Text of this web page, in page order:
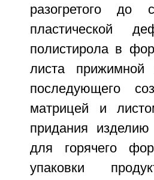
разогретого до
пластической
полистирола в
листа
последующего
матрицей и
придания
для горячего
упаковки